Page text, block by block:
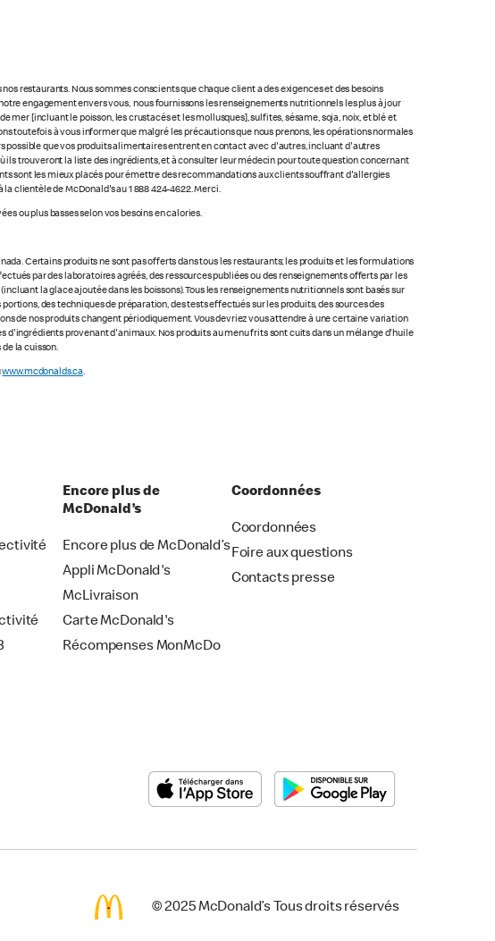
restaurants. Nous sommes conscients que chaque client a des exigences et des besoins
engagement envers vous, nous fournissons les renseignements nutritionnels les plus à jour
[incluant le poisson, les crustacés et les mollusques], sulfites, sésame, soja, noix, et blé et
toutefois à vous informer que malgré les précautions que nous prenons, les opérations normales
possible que vos produits alimentaires entrent en contact avec d'autres, incluant d'autres
ils trouveront la liste des ingrédients, et à consulter leur médecin pour toute question concernant
sont les mieux placés pour émettre des recommandations aux clients souffrant d'allergies
clientèle de McDonald's au 1 888 424-4622. Merci.
ou plus basses selon vos besoins en calories.
Certains produits ne sont pas offerts dans tous les restaurants; les produits et les formulations
par des laboratoires agréés, des ressources publiées ou des renseignements offerts par les
la glace ajoutée dans les boissons). Tous les renseignements nutritionnels sont basés sur
des techniques de préparation, des tests effectués sur les produits, des sources des
de nos produits changent périodiquement. Vous devriez vous attendre à une certaine variation
provenant d'animaux. Nos produits au menu frits sont cuits dans un mélange d'huile
la cuisson.
www.mcdonalds.ca.
Encore plus de
McDonald’s
Encore plus de McDonald’s
Appli McDonald's
McLivraison
Carte McDonald's
Récompenses MonMcDo
Coordonnées
Coordonnées
Foire aux questions
Contacts presse
© 2025 McDonald’s Tous droits réservés